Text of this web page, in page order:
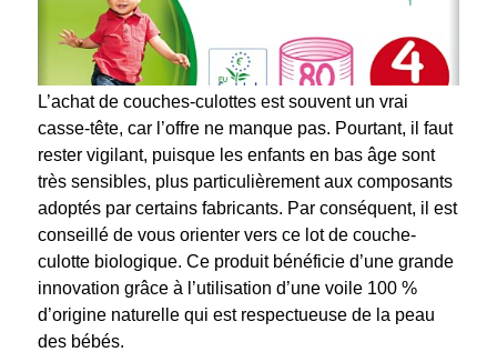
L’achat de couches-culottes est souvent un vrai
casse-tête, car l’offre ne manque pas. Pourtant, il faut
rester vigilant, puisque les enfants en bas âge sont
très sensibles, plus particulièrement aux composants
adoptés par certains fabricants. Par conséquent, il est
conseillé de vous orienter vers ce lot de couche-
culotte biologique. Ce produit bénéficie d’une grande
innovation grâce à l’utilisation d’une voile 100 %
d’origine naturelle qui est respectueuse de la peau
des bébés.